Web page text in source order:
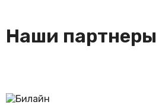
Наши партнеры